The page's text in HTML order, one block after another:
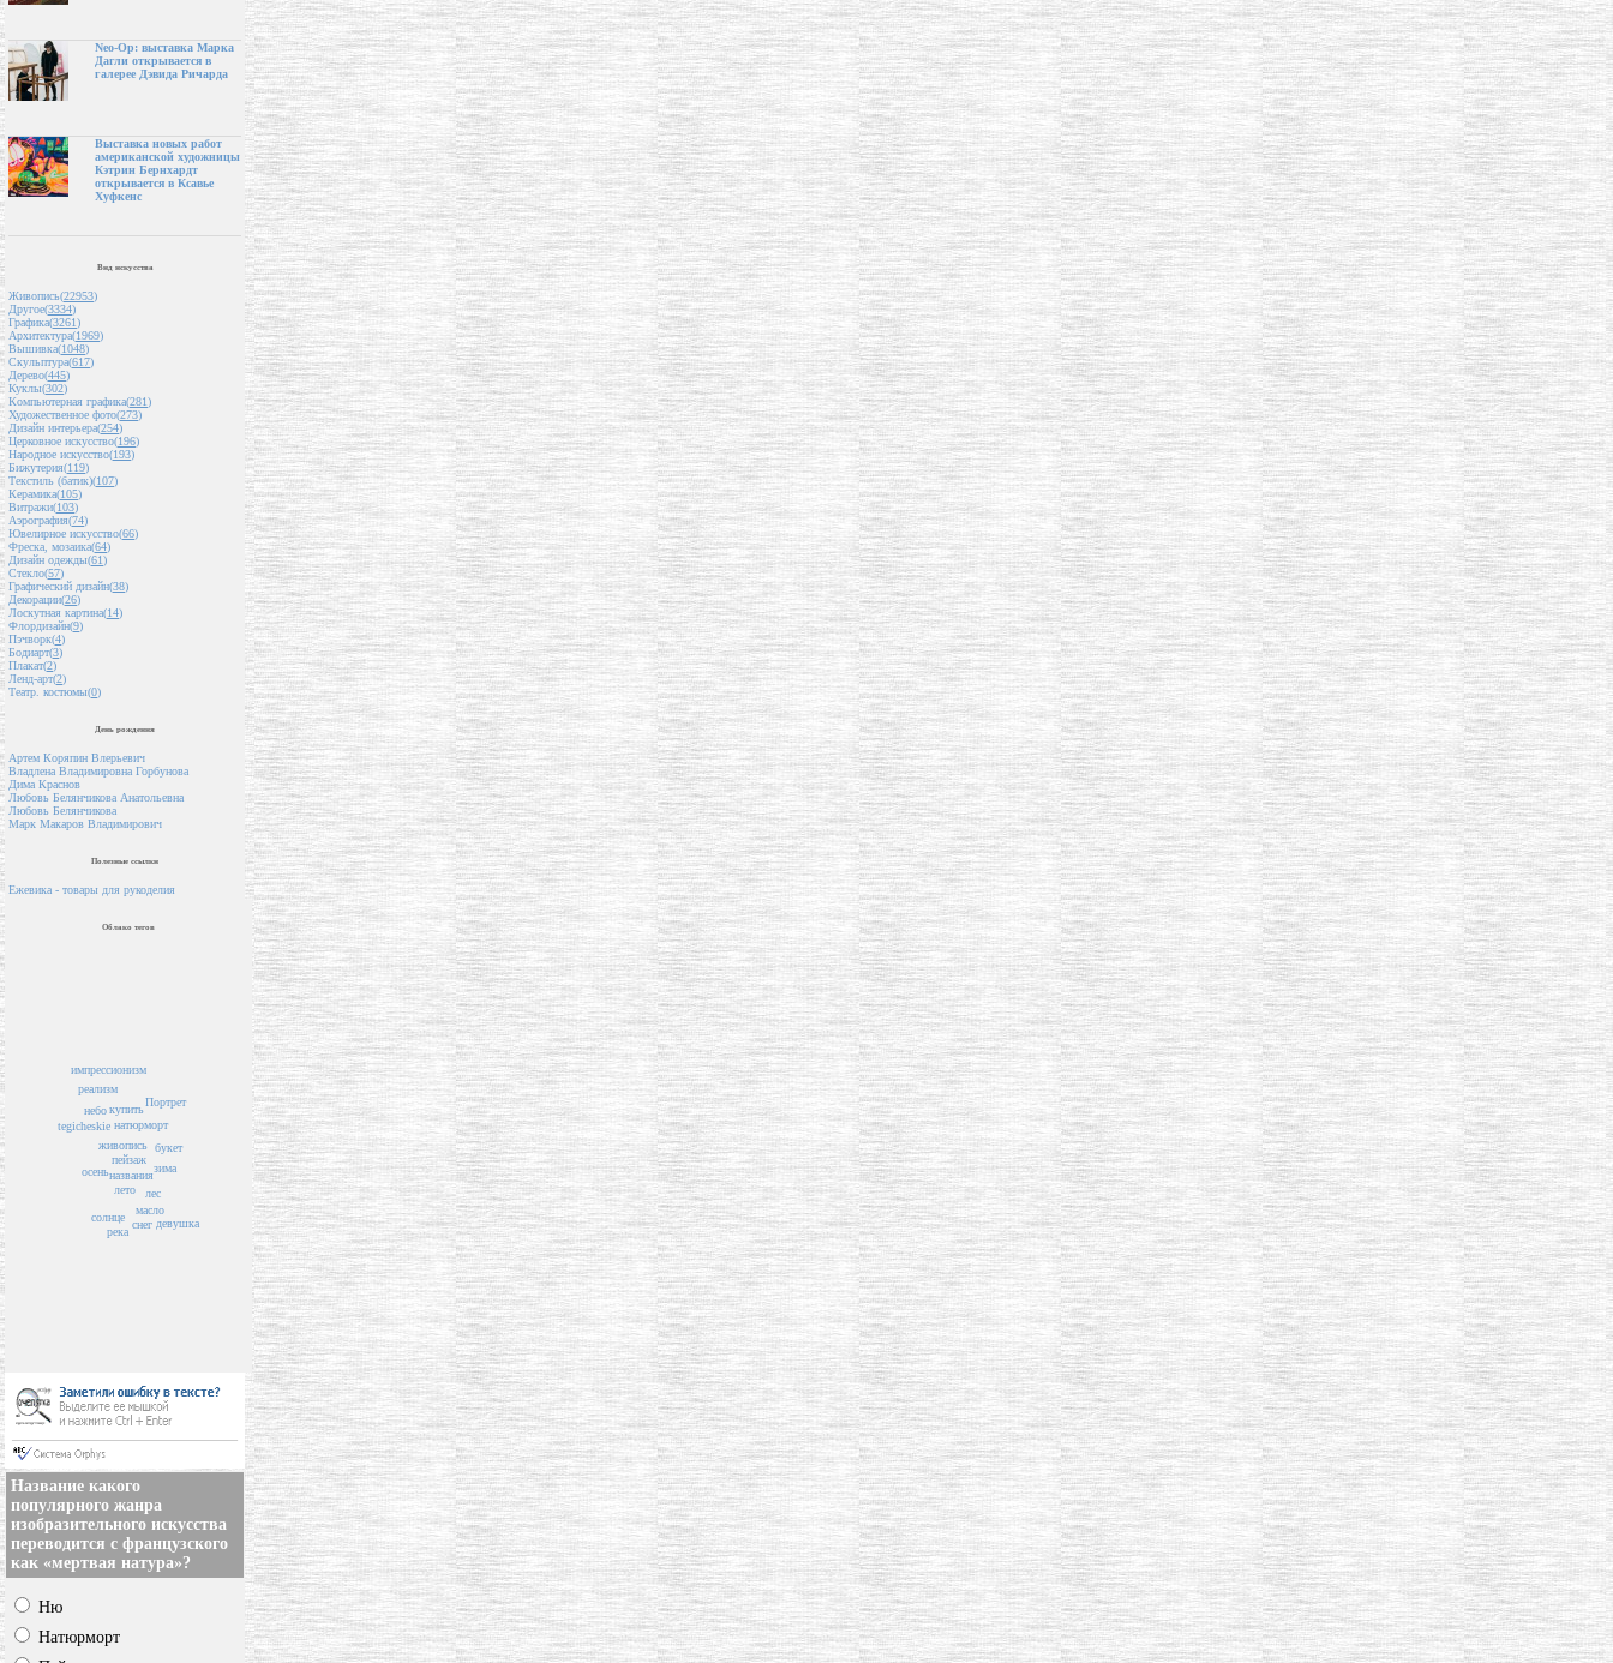
Neo-Op: выставка Марка
Дагли открывается в
галерее Дэвида Ричарда
Выставка новых работ
американской художницы
Кэтрин Бернхардт
открывается в Ксавье
Хуфкенс
Вид искусства
Живопись(22953)
Другое(3334)
Графика(3261)
Архитектура(1969)
Вышивка(1048)
Скульптура(617)
Дерево(445)
Куклы(302)
Компьютерная графика(281)
Художественное фото(273)
Дизайн интерьера(254)
Церковное искусство(196)
Народное искусство(193)
Бижутерия(119)
Текстиль (батик)(107)
Керамика(105)
Витражи(103)
Аэрография(74)
Ювелирное искусство(66)
Фреска, мозаика(64)
Дизайн одежды(61)
Стекло(57)
Графический дизайн(38)
Декорации(26)
Лоскутная картина(14)
Флордизайн(9)
Пэчворк(4)
Бодиарт(3)
Плакат(2)
Ленд-арт(2)
Театр. костюмы(0)
День рождения
Артем Коряпин Влерьевич
Владлена Владимировна Горбунова
Дима Краснов
Любовь Белянчикова Анатольевна
Любовь Белянчикова
Марк Макаров Владимирович
Полезные ссылки
Ежевика - товары для рукоделия
Облако тегов
пейзаж
названия
живопись
лето
натюрморт
купить
солнце
лес
зима
осень
букет
масло
река снег
tegicheskie
реализм
небо
импрессионизм
Портрет
девушка
Название какого
популярного жанра
изобразительного искусства
переводится с французского
как «мертвая натура»?
Ню
Натюрморт